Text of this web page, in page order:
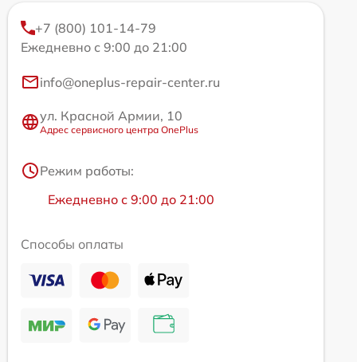
+7 (800) 101-14-79
Ежедневно с 9:00 до 21:00
info@oneplus-repair-center.ru
ул. Красной Армии, 10
Адрес сервисного центра OnePlus
Режим работы:
Ежедневно с 9:00 до 21:00
Способы оплаты